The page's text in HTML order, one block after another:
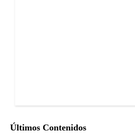
Últimos Contenidos